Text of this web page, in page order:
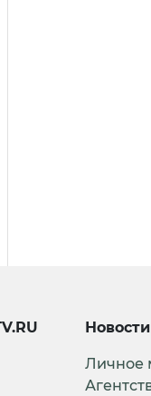
Новости
Личное